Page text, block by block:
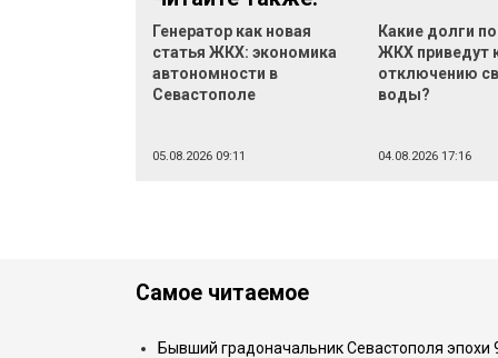
Генератор как новая
статья ЖКХ: экономика
автономности в
Севастополе
05.08.2026 09:11
Какие долги
ЖКХ приведут
отключению
воды?
04.08.2026 17:16
Самое читаемое
Бывший градоначальник Севастополя эпохи